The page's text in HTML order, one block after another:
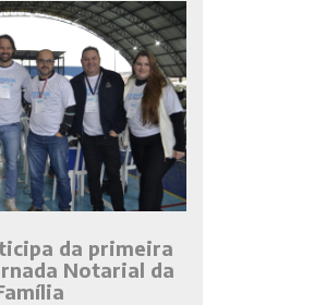
da primeira
Notarial da